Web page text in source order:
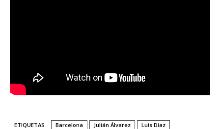
ETIQUETAS Barcelona Julián Álvarez Luis Díaz